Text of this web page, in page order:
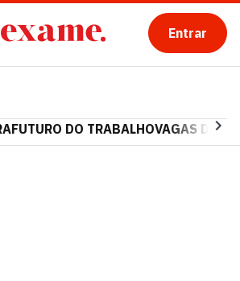
Entrar
FUTURO DO TRABALHOVAGAS DE